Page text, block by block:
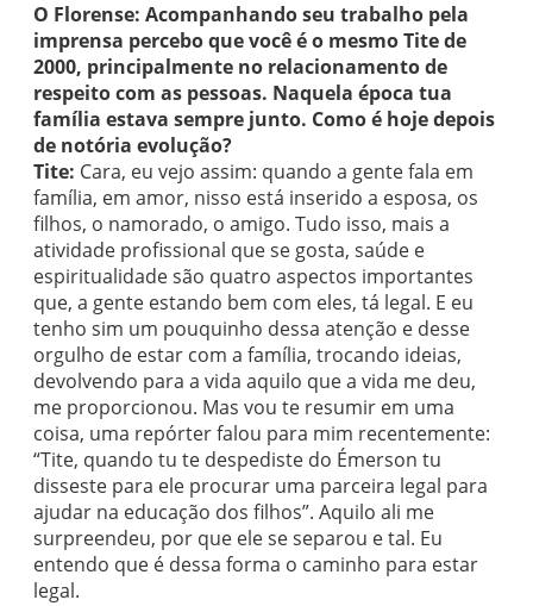
O Florense: Acompanhando seu trabalho pela
imprensa percebo que você é o mesmo Tite de
2000, principalmente no relacionamento de
respeito com as pessoas. Naquela época tua
família estava sempre junto. Como é hoje depois
de notória evolução?
Tite: Cara, eu vejo assim: quando a gente fala em
família, em amor, nisso está inserido a esposa, os
filhos, o namorado, o amigo. Tudo isso, mais a
atividade profissional que se gosta, saúde e
espiritualidade são quatro aspectos importantes
que, a gente estando bem com eles, tá legal. E eu
tenho sim um pouquinho dessa atenção e desse
orgulho de estar com a família, trocando ideias,
devolvendo para a vida aquilo que a vida me deu,
me proporcionou. Mas vou te resumir em uma
coisa, uma repórter falou para mim recentemente:
“Tite, quando tu te despediste do Émerson tu
disseste para ele procurar uma parceira legal para
ajudar na educação dos filhos”. Aquilo ali me
surpreendeu, por que ele se separou e tal. Eu
entendo que é dessa forma o caminho para estar
legal.